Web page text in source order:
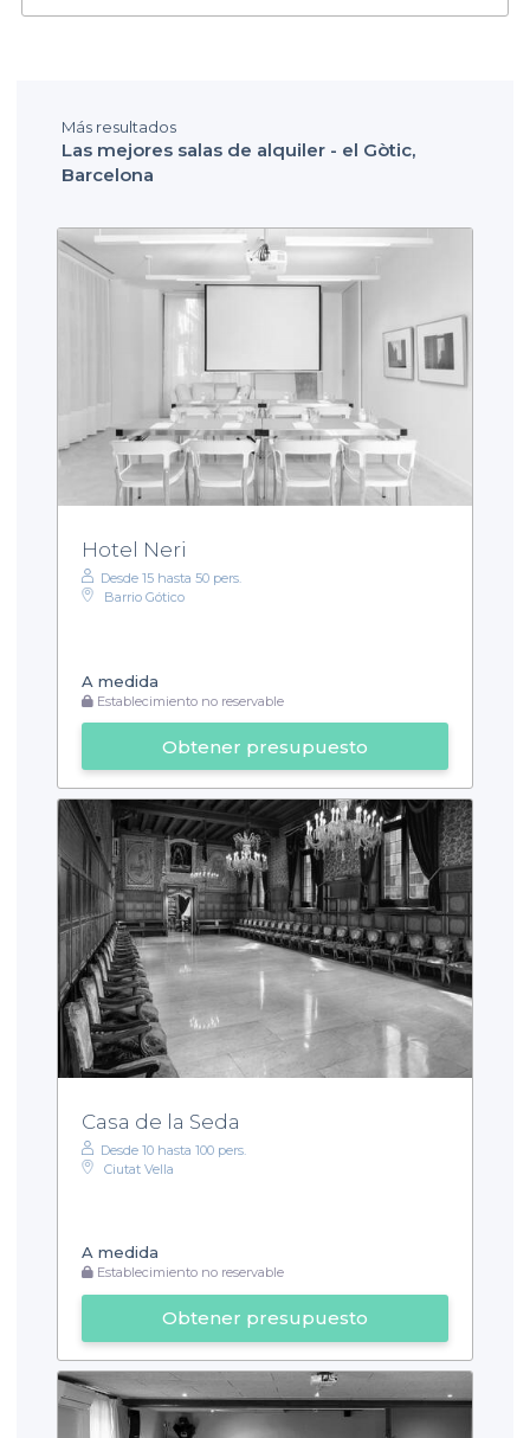
Más resultados
Las mejores salas de alquiler - el Gòtic,
Barcelona
Hotel Neri
Desde 15 hasta 50 pers.
Barrio Gótico
A medida
Establecimiento no reservable
Obtener presupuesto
Casa de la Seda
Desde 10 hasta 100 pers.
Ciutat Vella
A medida
Establecimiento no reservable
Obtener presupuesto